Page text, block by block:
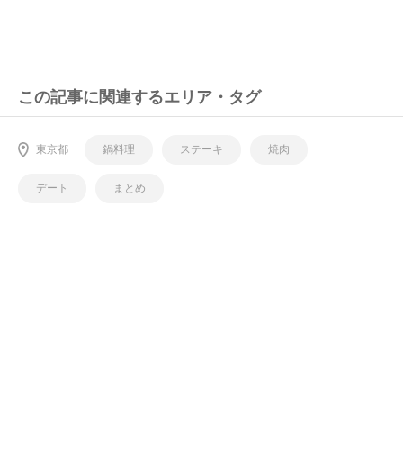
この記事に関連するエリア・タグ
東京都 鍋料理 ステーキ 焼肉
デート まとめ